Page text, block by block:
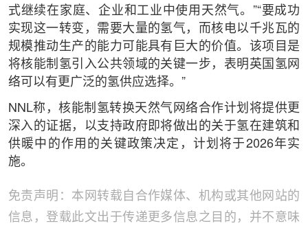
式继续在家庭、企业和工业中使用天然气。”“要成功
实现这一转变，需要大量的氢气，而核电以千兆瓦的
规模推动生产的能力可能具有巨大的价值。该项目是
将核能制氢引入公共领域的关键一步，表明英国氢网
络可以有更广泛的氢供应选择。”
NNL称，核能制氢转换天然气网络合作计划将提供更
深入的证据，以支持政府即将做出的关于氢在建筑和
供暖中的作用的关键政策决定，计划将于2026年实
施。
免责声明：本网转载自合作媒体、机构或其他网站的
信息，登载此文出于传递更多信息之目的，并不意味